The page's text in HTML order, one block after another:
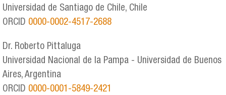
Universidad de Santiago de Chile, Chile
ORCID 0000-0002-4517-2688
Dr. Roberto Pittaluga
Universidad Nacional de la Pampa - Universidad de Buenos
Aires, Argentina
ORCID 0000-0001-5849-2421